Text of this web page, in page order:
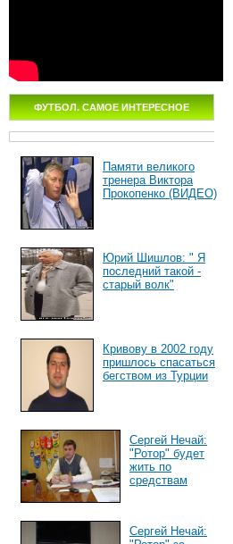
ФУТБОЛ. САМОЕ ИНТЕРЕСНОЕ
Памяти великого
тренера Виктора
Прокопенко (ВИДЕО)
Юрий Шишлов: " Я
последний такой -
старый волк"
Кривову в 2002 году
пришлось спасаться
бегством из Турции
Сергей Нечай:
"Ротор" будет
жить по
средствам
Сергей Нечай: